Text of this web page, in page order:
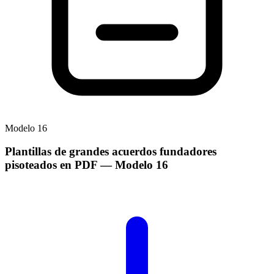
Modelo 16
Plantillas de grandes acuerdos fundadores
pisoteados en PDF— Modelo 16